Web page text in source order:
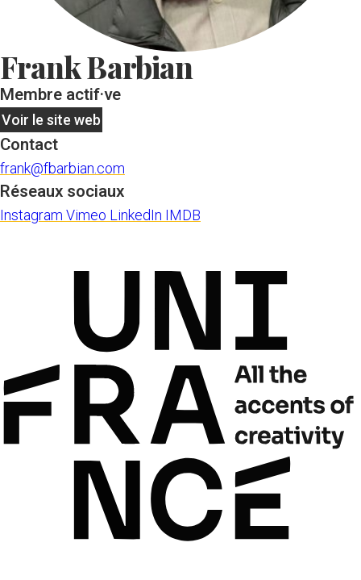
Frank Barbian
Membre actif·ve
Voir le site web
Contact
frank@fbarbian.com
Réseaux sociaux
Instagram Vimeo LinkedIn IMDB